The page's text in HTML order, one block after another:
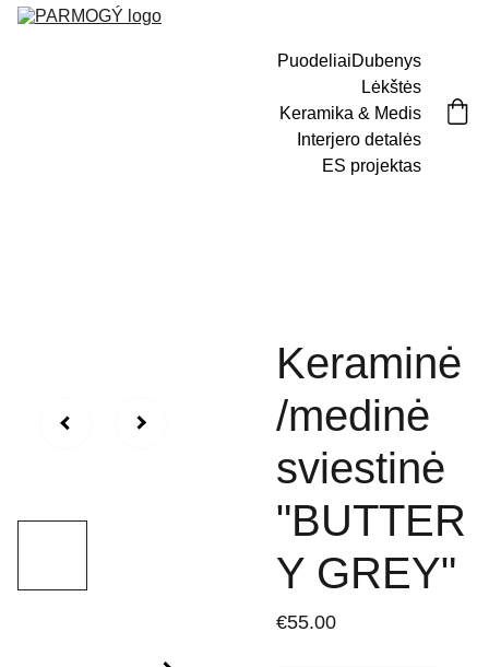
PuodeliaiDubenys
Lėkštės
Keramika & Medis
Interjero detalės
ES projektas
Keraminė
/medinė
sviestinė
"BUTTER
Y GREY"
€55.00